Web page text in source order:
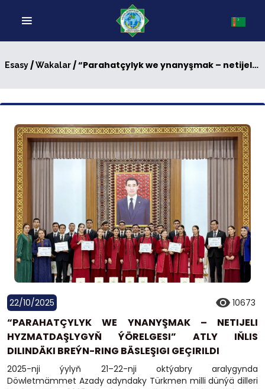
Esasy/Wakalar/ “Parahatçylyk we ynanyşmak – netijeli hyzmatdaşlygyň ýörelgesi” atly iňlis dilindäki breýn-ring bäsleşigi geçirildi
22/10/2025 10673
“PARAHATÇYLYK WE YNANYŞMAK – NETIJELI
HYZMATDAŞLYGYŇ ÝÖRELGESI” ATLY IŇLIS
DILINDÄKI BREÝN-RING BÄSLEŞIGI GEÇIRILDI
2025-nji ýylyň 21–22-nji oktýabry aralygynda
Döwletmämmet Azady adyndaky Türkmen milli dünýä dilleri